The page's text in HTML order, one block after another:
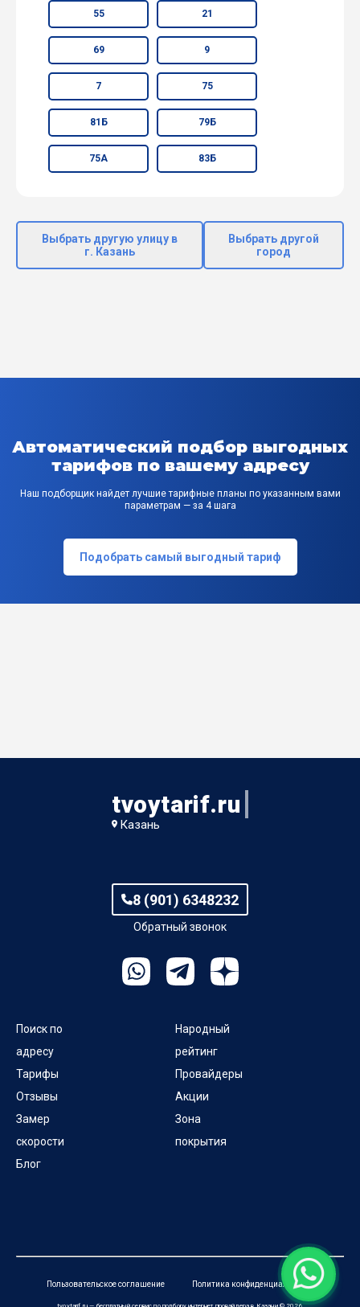
55 21
69 9
7 75
81Б 79Б
75А 83Б
Выбрать другую улицу в
г. Казань
Выбрать другой
город
Автоматический подбор выгодных
тарифов по вашему адресу
Наш подборщик найдет лучшие тарифные планы по указанным вами
параметрам — за 4 шага
Подобрать самый выгодный тариф
tvoytarif.ru
Казань
8 (901) 6348232
Обратный звонок
Поиск по
адресу
Тарифы
Отзывы
Замер
скорости
Блог
Народный
рейтинг
Провайдеры
Акции
Зона
покрытия
Пользовательское соглашение Политика конфиденциальности